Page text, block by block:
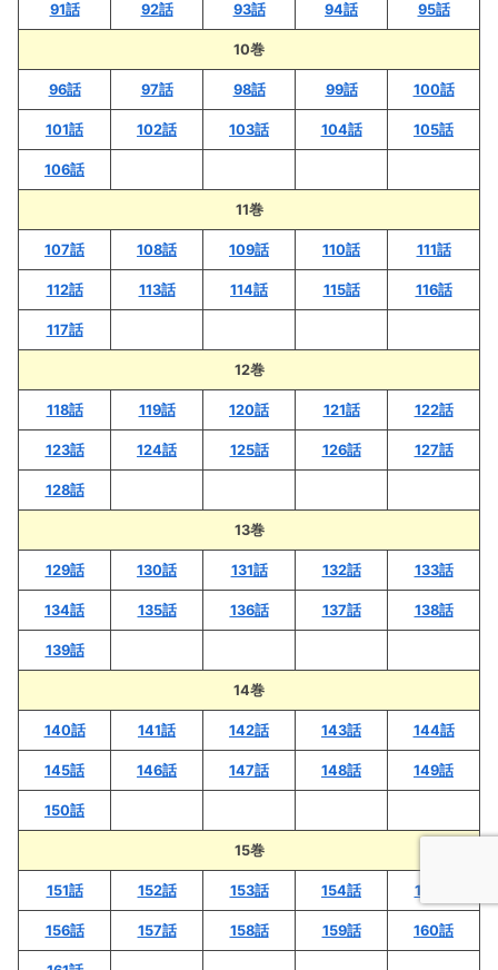
91話 92話 93話 94話 95話
10巻
96話 97話 98話 99話 100話
101話 102話 103話 104話 105話
106話
11巻
107話 108話 109話 110話 111話
112話 113話 114話 115話 116話
117話
12巻
118話 119話 120話 121話 122話
123話 124話 125話 126話 127話
128話
13巻
129話 130話 131話 132話 133話
134話 135話 136話 137話 138話
139話
14巻
140話 141話 142話 143話 144話
145話 146話 147話 148話 149話
150話
15巻
151話 152話 153話 154話 155話
156話 157話 158話 159話 160話